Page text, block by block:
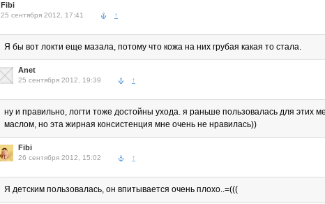
Fibi
25 сентября 2012, 17:41 ↑
Я бы вот локти еще мазала, потому что кожа на них грубая какая то стала.
Anet
25 сентября 2012, 19:39 ↑
ну и правильно, логти тоже достойны ухода. я раньше пользовалась для этих
маслом, но эта жирная консистенция мне очень не нравилась))
Fibi
26 сентября 2012, 15:02 ↑
Я детским пользовалась, он впитывается очень плохо..=(((